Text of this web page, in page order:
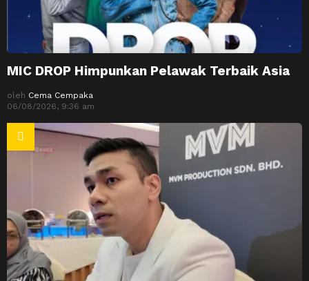
MIC DROP Himpunkan Pelawak Terbaik Asia
oleh Cema Cempaka
06/08/2026, 9:36 am